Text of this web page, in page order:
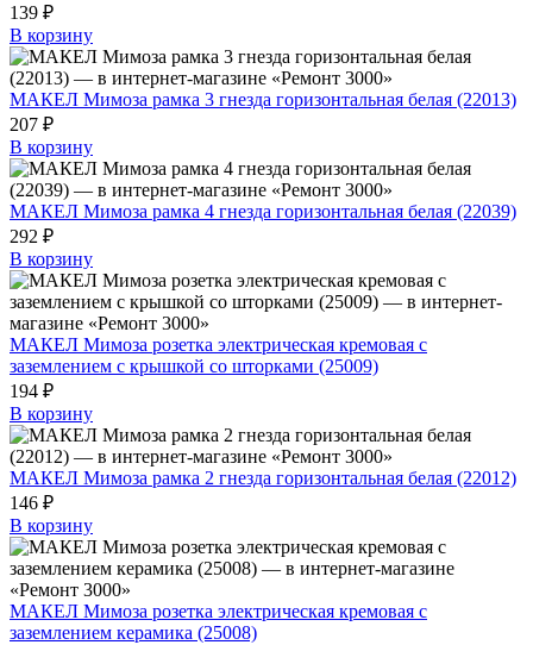
139 ₽
В корзину
МАКЕЛ Мимоза рамка 3 гнезда горизонтальная белая (22013)
207 ₽
В корзину
МАКЕЛ Мимоза рамка 4 гнезда горизонтальная белая (22039)
292 ₽
В корзину
МАКЕЛ Мимоза розетка электрическая кремовая с
заземлением с крышкой со шторками (25009)
194 ₽
В корзину
МАКЕЛ Мимоза рамка 2 гнезда горизонтальная белая (22012)
146 ₽
В корзину
МАКЕЛ Мимоза розетка электрическая кремовая с
заземлением керамика (25008)